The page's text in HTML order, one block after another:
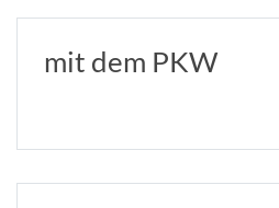
mit dem PKW